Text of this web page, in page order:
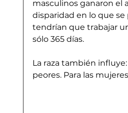
masculinos ganaron el
disparidad en lo que se
tendrían que trabajar
sólo 365 días.
La raza también
peores. Para las